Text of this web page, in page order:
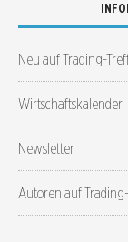
Neu auf Trading-
Wirtschaftskalender
Newsletter
Autoren auf